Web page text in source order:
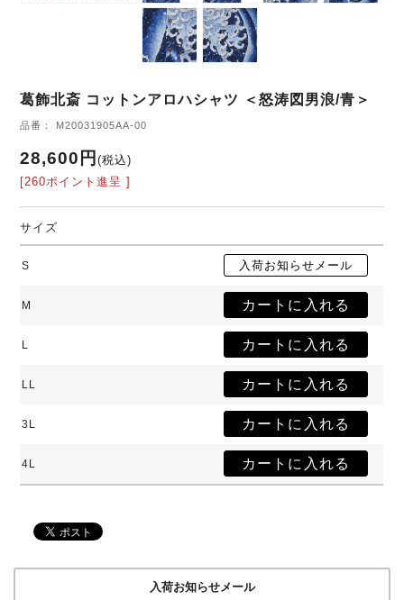
葛飾北斎 コットンアロハシャツ ＜怒涛図男浪/青＞
品番： M20031905AA-00
28,600円(税込)
[260ポイント進呈 ]
サイズ
S
M
L
LL
3L
4L
入荷お知らせメール